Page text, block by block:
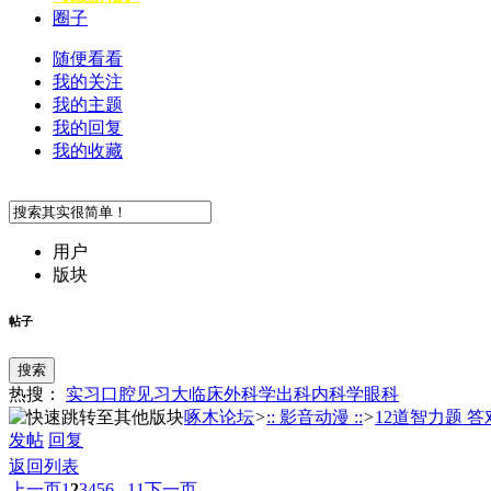
圈子
随便看看
我的关注
我的主题
我的回复
我的收藏
用户
版块
帖子
搜索
热搜： 实习口腔见习大临床外科学出科内科学眼科
啄木论坛>:: 影音动漫 ::>12道智力题 答
发帖 回复
返回列表